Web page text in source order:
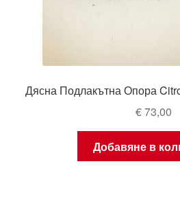
Дясна Подлакътна Опора
€73,00
Добавяне в